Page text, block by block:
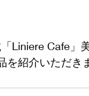
Liniere Cafe」
を紹介いただき